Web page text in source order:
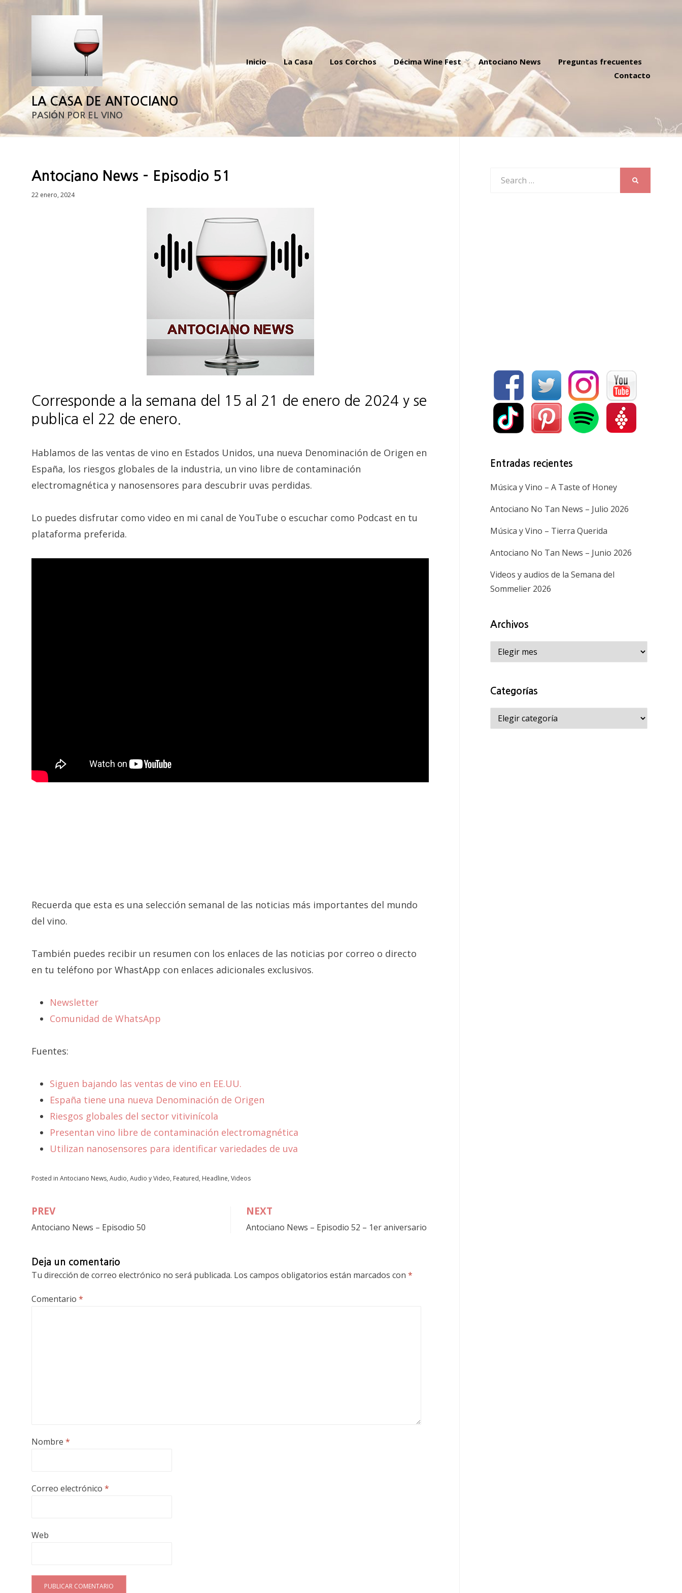
LA CASA DE ANTOCIANO
PASIÓN POR EL VINO
Inicio La Casa Los Corchos Décima Wine Fest Antociano News
Preguntas frecuentes
Contacto
Antociano News – Episodio 51
Posted
22 enero, 2024
Corresponde a la semana del 15 al 21 de enero de 2024 y se
publica el 22 de enero.
Hablamos de las ventas de vino en Estados Unidos, una nueva Denominación de Origen en
España, los riesgos globales de la industria, un vino libre de contaminación
electromagnética y nanosensores para descubrir uvas perdidas.
Lo puedes disfrutar como video en mi canal de YouTube o escuchar como Podcast en tu
plataforma preferida.
Recuerda que esta es una selección semanal de las noticias más importantes del mundo
del vino.
También puedes recibir un resumen con los enlaces de las noticias por correo o directo
en tu teléfono por WhastApp con enlaces adicionales exclusivos.
Newsletter
Comunidad de WhatsApp
Fuentes:
Siguen bajando las ventas de vino en EE.UU.
España tiene una nueva Denominación de Origen
Riesgos globales del sector vitivinícola
Presentan vino libre de contaminación electromagnética
Utilizan nanosensores para identificar variedades de uva
Posted in Antociano News, Audio, Audio y Video, Featured, Headline, Videos
Navegación
de
PREV
Antociano News – Episodio 50
NEXT
Antociano News – Episodio 52 – 1er aniversario
Deja un comentario
Tu dirección de correo electrónico no será publicada. Los campos obligatorios están marcados con *
Comentario *
Nombre *
Correo electrónico *
Web
Entradas recientes
Música y Vino – A Taste of Honey
Antociano No Tan News – Julio 2026
Música y Vino – Tierra Querida
Antociano No Tan News – Junio 2026
Videos y audios de la Semana del
Sommelier 2026
Archivos
Archivos
Categorías
Categorías